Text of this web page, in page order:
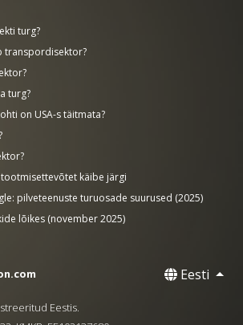
turg?
transpordisektor?
turg?
on USA-s täitmata?
käibe järgi
pilveteenuste turuosade suurused (2025)
lõikes (november 2025)
Eesti
Eestis.